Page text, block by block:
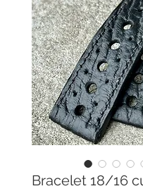
Bracelet 18/16